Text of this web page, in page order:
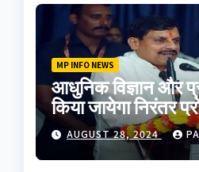
MP INFO NEWS
आधुनिक विज्ञान और
किया जायेगा निरंतर
-मुख्यमंत्री डॉ. यादव
AUGUST 28, 2024